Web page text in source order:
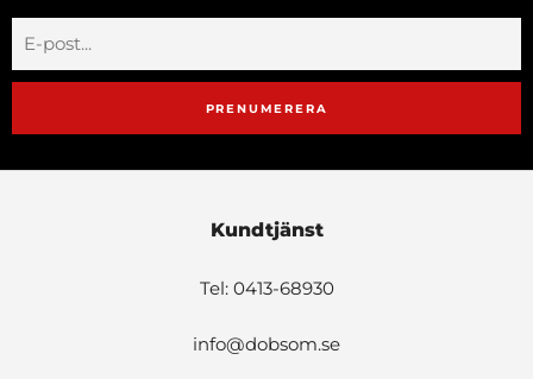
PRENUMERERA
Kundtjänst
Tel: 0413-68930
info@dobsom.se